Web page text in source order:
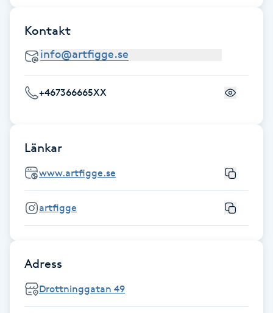
Fettreducering
Fibromassage
Fillers
Fotsvamp
Kontakt
+467366665XX
Länkar
www.artfigge.se
artfigge
Adress
Drottninggatan 49